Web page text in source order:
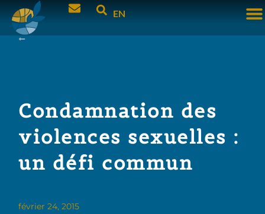
EN
Condamnation des
violences sexuelles :
un défi commun
février 24, 2015